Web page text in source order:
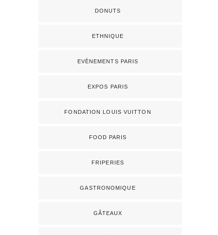
DONUTS
ETHNIQUE
EVÈNEMENTS PARIS
EXPOS PARIS
FONDATION LOUIS VUITTON
FOOD PARIS
FRIPERIES
GASTRONOMIQUE
GÂTEAUX